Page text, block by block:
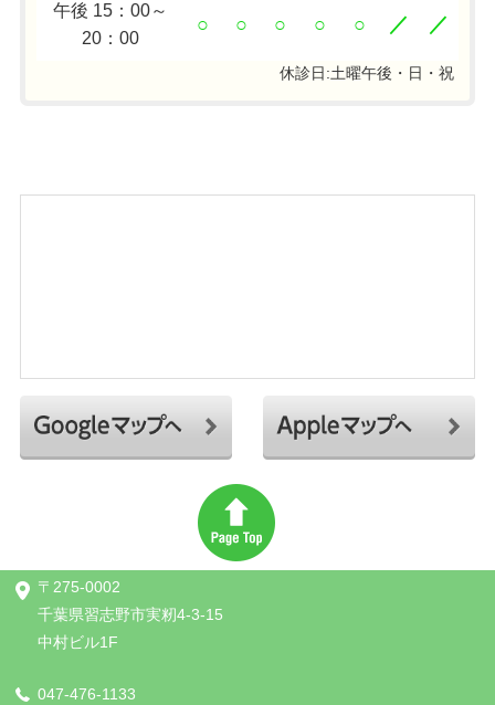
午後 15：00～
20：00
○ ○ ○ ○ ○ ／ ／
休診日:土曜午後・日・祝
〒275-0002
千葉県習志野市実籾4-3-15
中村ビル1F
047-476-1133